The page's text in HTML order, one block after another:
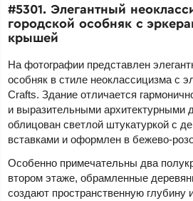
#5301. Элегантный
городской особняк с
крышей
На фотографии представлен
особняк в стиле неоклассицизма с
Crafts. Здание отличается
и выразительными архитектурными
облицован светлой штукатуркой с
вставками и оформлен в бежево-
Особенно примечательны два
втором этаже, обрамленные
создают пространственную